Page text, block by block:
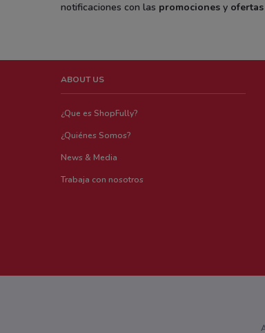
notificaciones con las promociones y ofertas
ABOUT US
¿Que es ShopFully?
¿Quiénes Somos?
News & Media
Trabaja con nosotros